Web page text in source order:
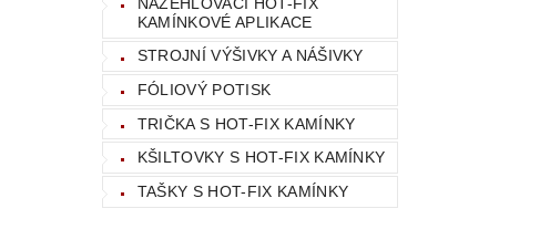
KAMÍNKOVÉ APLIKACE
STROJNÍ VÝŠIVKY A NÁŠIVKY
FÓLIOVÝ POTISK
TRIČKA S HOT-FIX KAMÍNKY
KŠILTOVKY S HOT-FIX KAMÍNKY
TAŠKY S HOT-FIX KAMÍNKY